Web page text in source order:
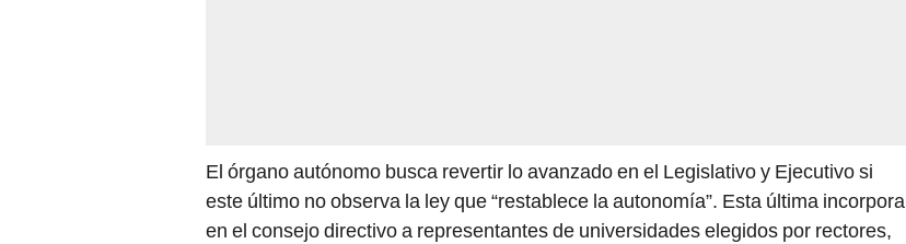
El órgano autónomo busca revertir lo avanzado en el Legislativo y Ejecutivo si
este último no observa la ley que “restablece la autonomía”. Esta última incorpora
en el consejo directivo a representantes de universidades elegidos por rectores,